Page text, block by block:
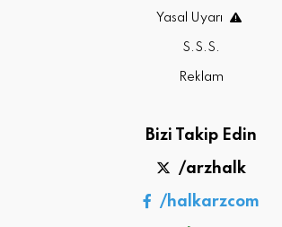
Yasal Uyarı
S.S.S.
Reklam
Bizi Takip Edin
/arzhalk
/halkarzcom